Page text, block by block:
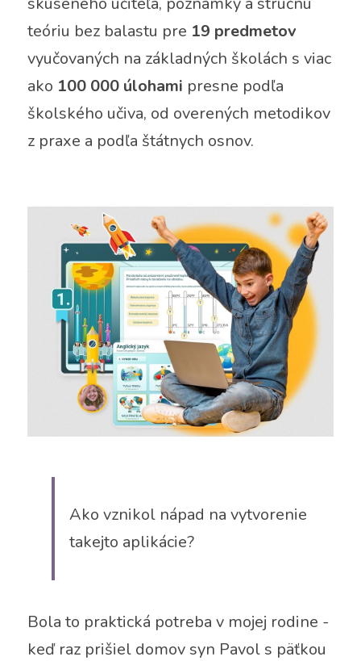
teóriu bez balastu pre 19 predmetov
vyučovaných na základných školách s viac
ako 100 000 úlohami presne podľa
školského učiva, od overených metodikov
z praxe a podľa štátnych osnov.
Ako vznikol nápad na vytvorenie
takejto aplikácie?
Bola to praktická potreba v mojej rodine -
keď raz prišiel domov syn Pavol s päťkou